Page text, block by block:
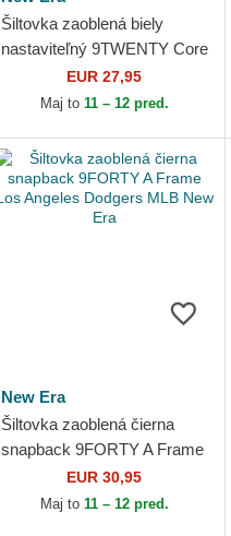
Šiltovka zaoblená biely
nastaviteľný 9TWENTY Core
Classic Los Angeles
Dodgers MLB New Era
EUR 27,95
Maj to 11 – 12 pred.
New Era
Šiltovka zaoblená čierna
snapback 9FORTY A Frame
Los Angeles Dodgers MLB
New Era
EUR 30,95
Maj to 11 – 12 pred.